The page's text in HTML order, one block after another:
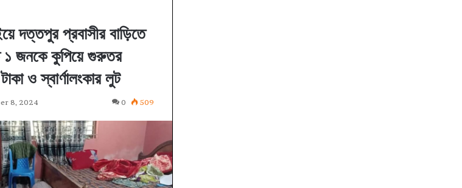
দত্তপুর প্রবাসীর বাড়িতে
১ জনকে কুপিয়ে গুরুতর
ও স্বার্ণালংকার লুট
8, 2024 0 509